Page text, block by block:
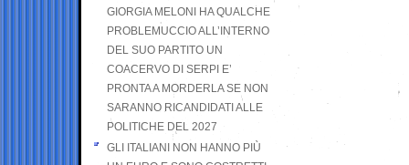
GIORGIA MELONI HA QUALCHE
PROBLEMUCCIO ALL’INTERNO
DEL SUO PARTITO UN
COACERVO DI SERPI E’
PRONTA A MORDERLA SE NON
SARANNO RICANDIDATI ALLE
POLITICHE DEL 2027
GLI ITALIANI NON HANNO PIÙ